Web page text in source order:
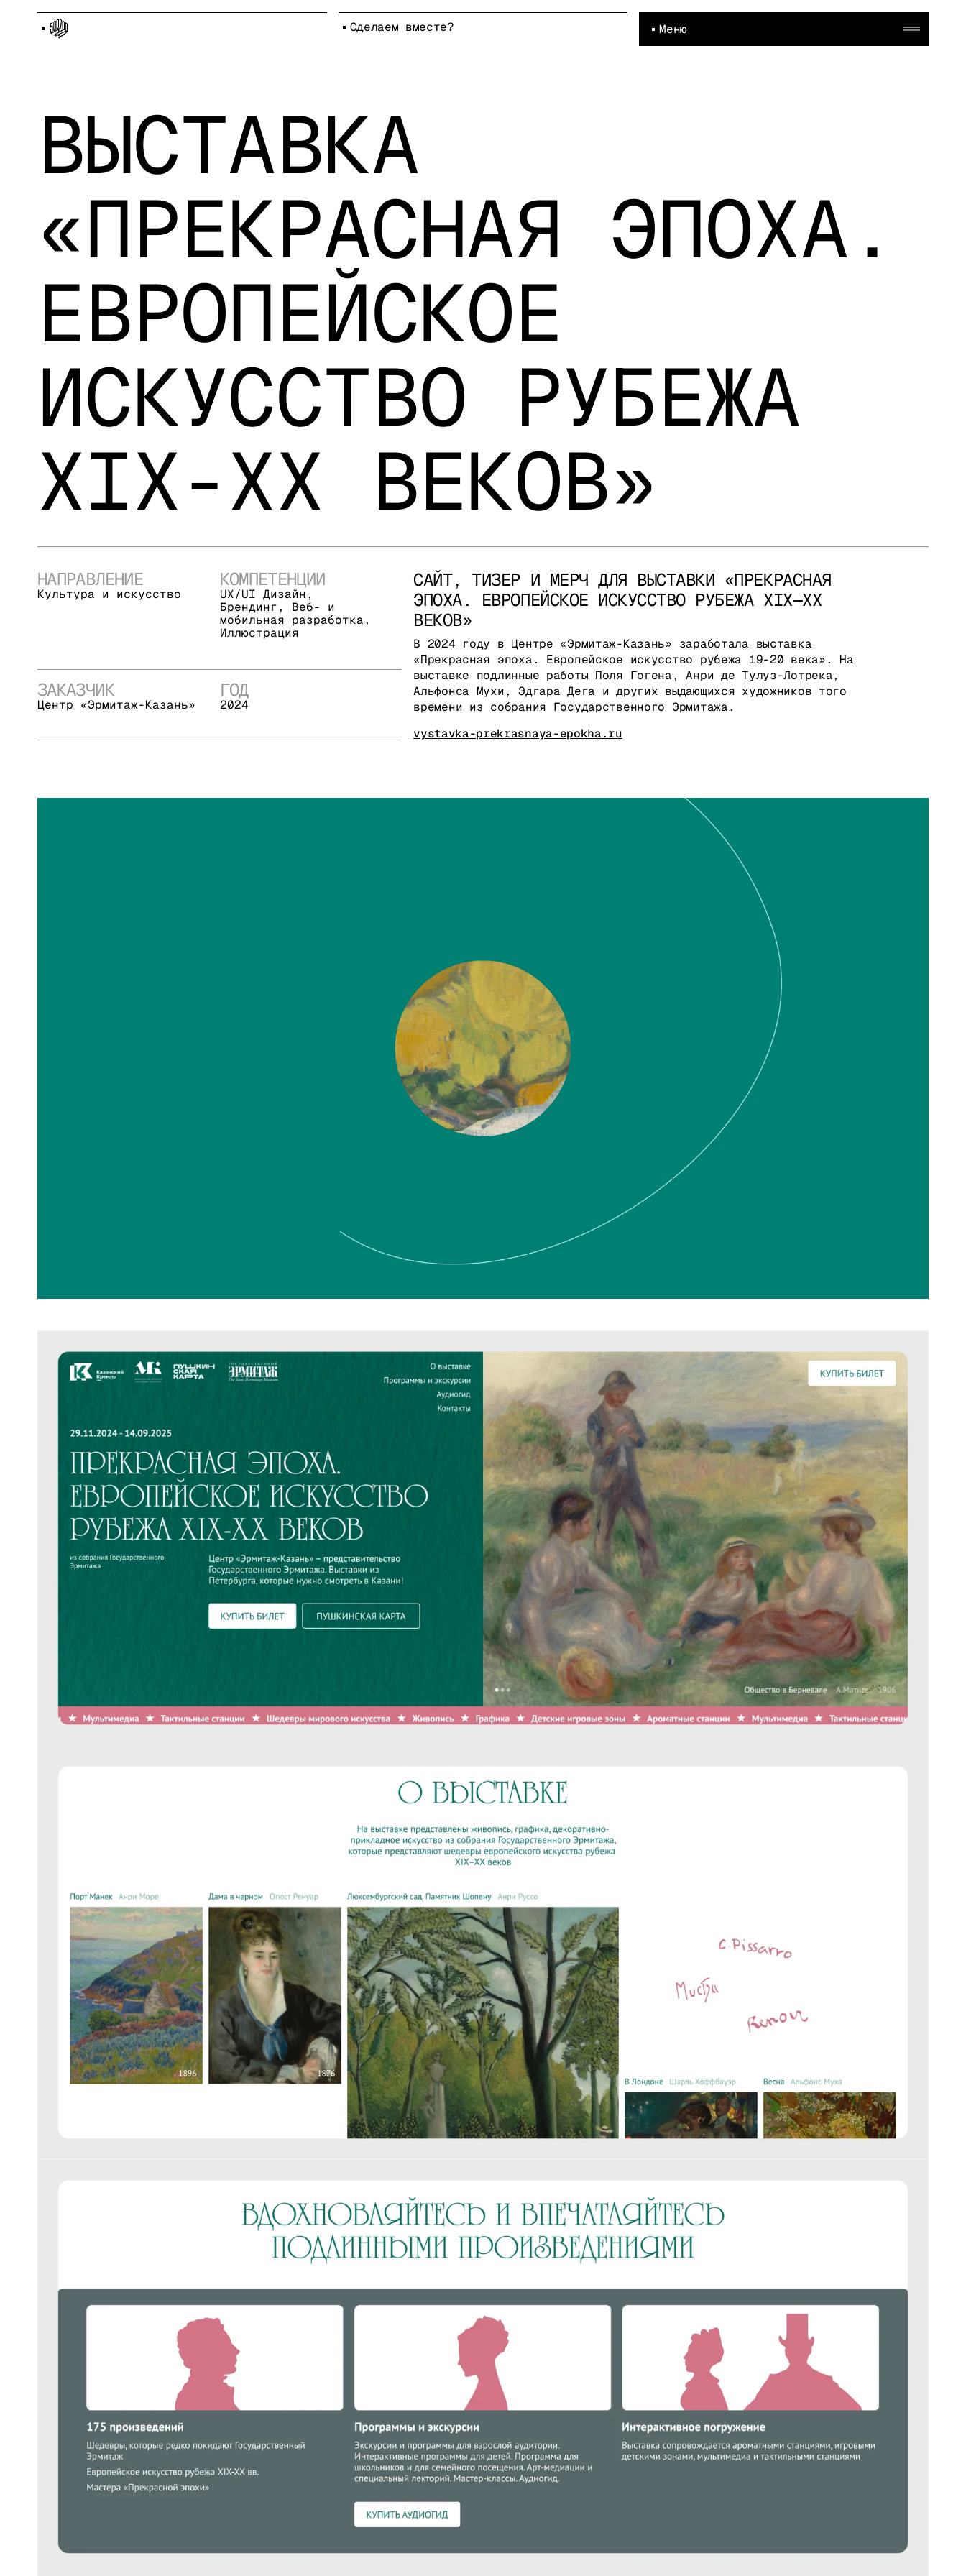
Сделаем вместе? Меню
ВЫСТАВКА
«ПРЕКРАСНАЯ ЭПОХА.
ЕВРОПЕЙСКОЕ
ИСКУССТВО РУБЕЖА
XIX-XX ВЕКОВ»
НАПРАВЛЕНИЕ
Культура и искусство
КОМПЕТЕНЦИИ
UX/UI Дизайн,
Брендинг, Веб- и
мобильная разработка,
Иллюстрация
ЗАКАЗЧИК
Центр «Эрмитаж-Казань»
ГОД
2024
САЙТ, ТИЗЕР И МЕРЧ ДЛЯ ВЫСТАВКИ «ПРЕКРАСНАЯ
ЭПОХА. ЕВРОПЕЙСКОЕ ИСКУССТВО РУБЕЖА XIX—XX
ВЕКОВ»
В 2024 году в Центре «Эрмитаж-Казань» заработала выставка
«Прекрасная эпоха. Европейское искусство рубежа 19-20 века». На
выставке подлинные работы Поля Гогена, Анри де Тулуз-Лотрека,
Альфонса Мухи, Эдгара Дега и других выдающихся художников того
времени из собрания Государственного Эрмитажа.
vystavka-prekrasnaya-epokha.ru